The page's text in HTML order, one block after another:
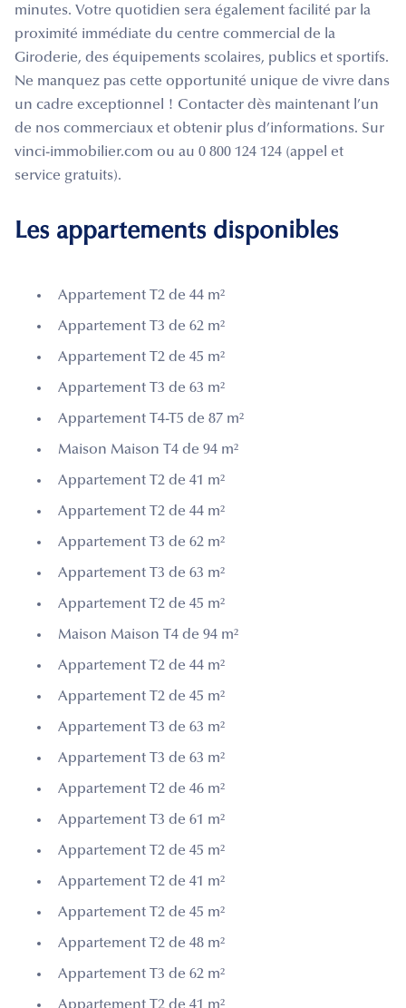
minutes. Votre quotidien sera également facilité par la
proximité immédiate du centre commercial de la
Giroderie, des équipements scolaires, publics et sportifs.
Ne manquez pas cette opportunité unique de vivre dans
un cadre exceptionnel ! Contacter dès maintenant l’un
de nos commerciaux et obtenir plus d’informations. Sur
vinci-immobilier.com ou au 0 800 124 124 (appel et
service gratuits).
Les appartements disponibles
Appartement T2 de 44 m²
Appartement T3 de 62 m²
Appartement T2 de 45 m²
Appartement T3 de 63 m²
Appartement T4-T5 de 87 m²
Maison Maison T4 de 94 m²
Appartement T2 de 41 m²
Appartement T2 de 44 m²
Appartement T3 de 62 m²
Appartement T3 de 63 m²
Appartement T2 de 45 m²
Maison Maison T4 de 94 m²
Appartement T2 de 44 m²
Appartement T2 de 45 m²
Appartement T3 de 63 m²
Appartement T3 de 63 m²
Appartement T2 de 46 m²
Appartement T3 de 61 m²
Appartement T2 de 45 m²
Appartement T2 de 41 m²
Appartement T2 de 45 m²
Appartement T2 de 48 m²
Appartement T3 de 62 m²